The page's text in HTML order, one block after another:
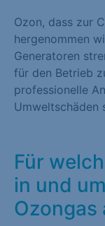
Ozon, dass zur
hergenommen
Generatoren
für den Betrieb
professionelle
Umweltschäden
Für
in und
Ozongas